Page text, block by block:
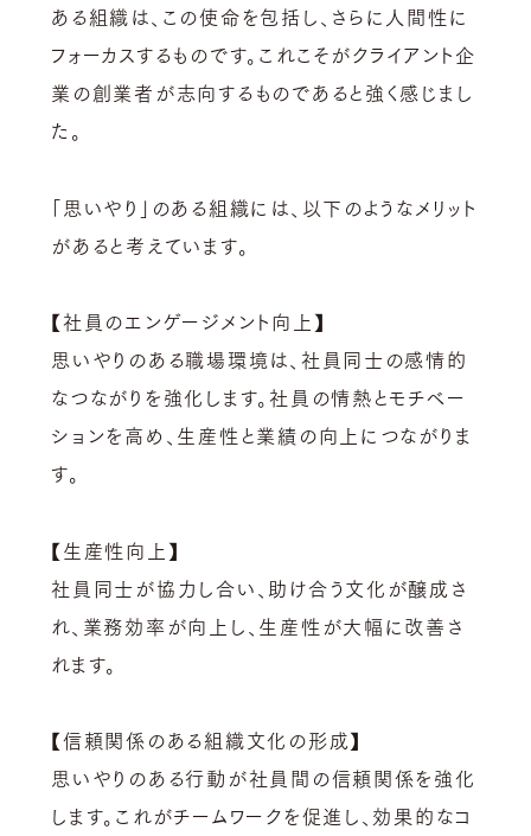
ある組織は、この使命を包括し、さらに人間性に
フォーカスするものです。これこそがクライアント企
業の創業者が志向するものであると強く感じまし
た。
「思いやり」のある組織には、以下のようなメリット
があると考えています。
【社員のエンゲージメント向上】
思いやりのある職場環境は、社員同士の感情的
なつながりを強化します。社員の情熱とモチベー
ションを高め、生産性と業績の向上につながりま
す。
【生産性向上】
社員同士が協力し合い、助け合う文化が醸成さ
れ、業務効率が向上し、生産性が大幅に改善さ
れます。
【信頼関係のある組織文化の形成】
思いやりのある行動が社員間の信頼関係を強化
します。これがチームワークを促進し、効果的なコ